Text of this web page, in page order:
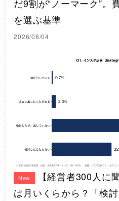
だ9割が“ノーマーク”。
を選ぶ基準
2026/08/04
New
【経営者300人に
は月いくらから？「検